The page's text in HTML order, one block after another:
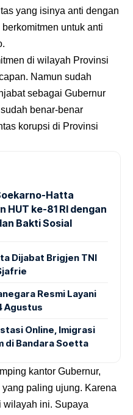
yang isinya anti dengan
untuk anti
di wilayah Provinsi
Namun sudah
sebagai Gubernur
benar-benar
korupsi di Provinsi
Hatta
HUT ke-81 RI dengan
Bakti Sosial
Dijabat Brigjen TNI
Resmi Layani
Agustus
Online, Imigrasi
di Bandara Soetta
kantor Gubernur,
paling ujung. Karena
wilayah ini. Supaya